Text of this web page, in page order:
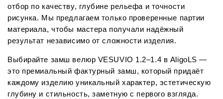
отбор по качеству, глубине рельефа и точности
рисунка. Мы предлагаем только проверенные партии
материала, чтобы мастера получали надёжный
результат независимо от сложности изделия.
Выбирайте замш велюр VESUVIO 1.2–1.4 в AligoLS —
это премиальный фактурный замш, который придаёт
каждому изделию уникальный характер, эстетическую
глубину и стильность, заметную с первого взгляда.